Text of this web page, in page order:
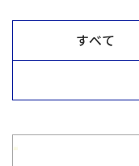
すべて